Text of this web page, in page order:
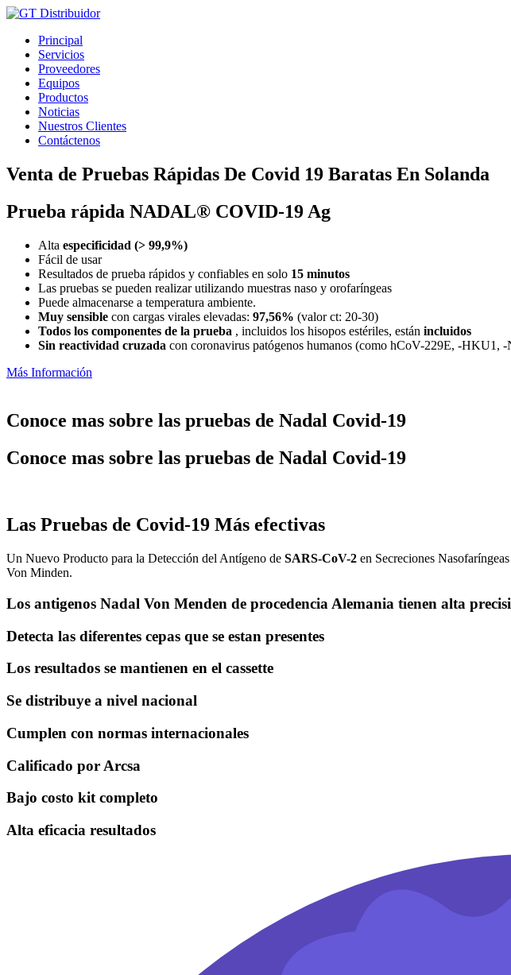
Ir
contenidoPrincipal
Servicios
Proveedores
Equipos
Productos
Noticias
Nuestros Clientes
Contáctenos
Venta de Pruebas Rápidas De Covid 19 Baratas En Solanda
Prueba rápida NADAL® COVID-19 Ag
Alta especificidad (> 99,9%)
Fácil de usar
Resultados de prueba rápidos y confiables en solo 15 minutos
Las pruebas se pueden realizar utilizando muestras naso y orofaríngeas
Puede almacenarse a temperatura ambiente.
Muy sensible con cargas virales elevadas: 97,56% (valor ct: 20-30)
Todos los componentes de la prueba , incluidos los hisopos estériles, están incluidos
Sin reactividad cruzada con coronavirus patógenos humanos (como hCoV-229E, -
Más Información
Conoce mas sobre las pruebas de Nadal Covid-19
Conoce mas sobre las pruebas de Nadal Covid-19
Las Pruebas de Covid-19 Más efectivas
Un Nuevo Producto para la Detección del Antígeno de SARS-CoV-2 en Secreciones
Von Minden.
Los antigenos Nadal Von Menden de procedencia Alemania tienen alta
Detecta las diferentes cepas que se estan presentes
Los resultados se mantienen en el cassette
Se distribuye a nivel nacional
Cumplen con normas internacionales
Calificado por Arcsa
Bajo costo kit completo
Alta eficacia resultados